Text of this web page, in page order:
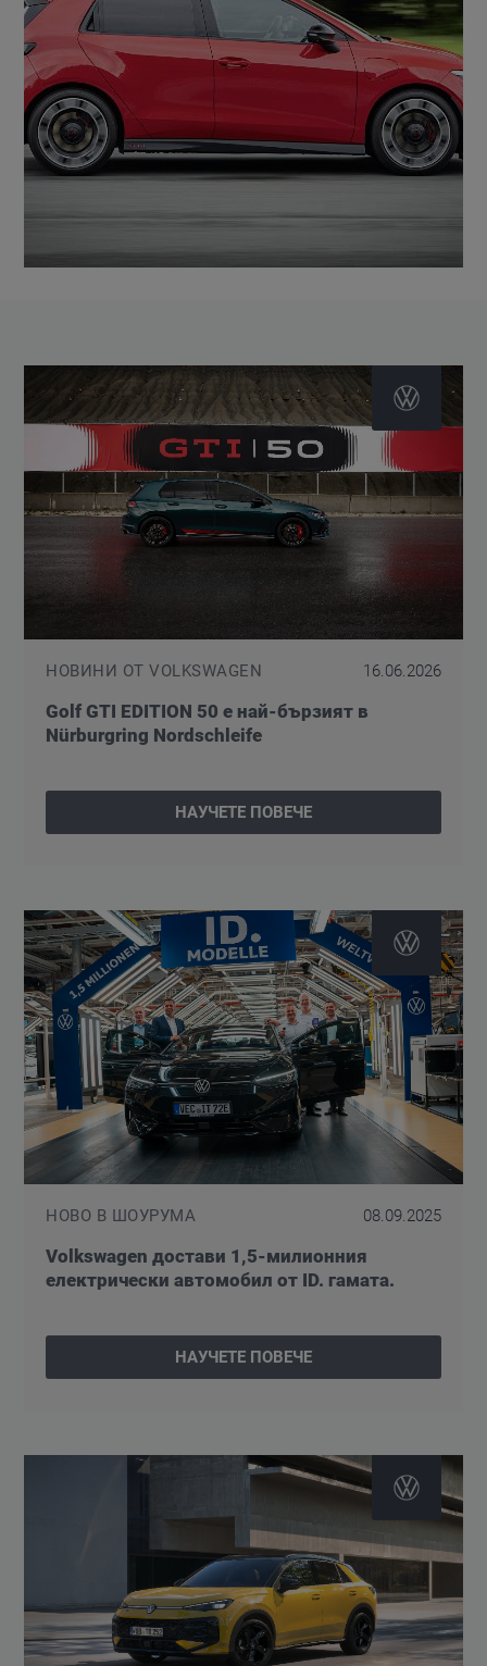
НОВИНИ ОТ VOLKSWAGEN 16.06.2026
Golf GTI EDITION 50 е най-бързият в
Nürburgring Nordschleife
НАУЧЕТЕ ПОВЕЧЕ
НОВО В ШОУРУМА 08.09.2025
Volkswagen достави 1,5-милионния
електрически автомобил от ID. гамата.
НАУЧЕТЕ ПОВЕЧЕ